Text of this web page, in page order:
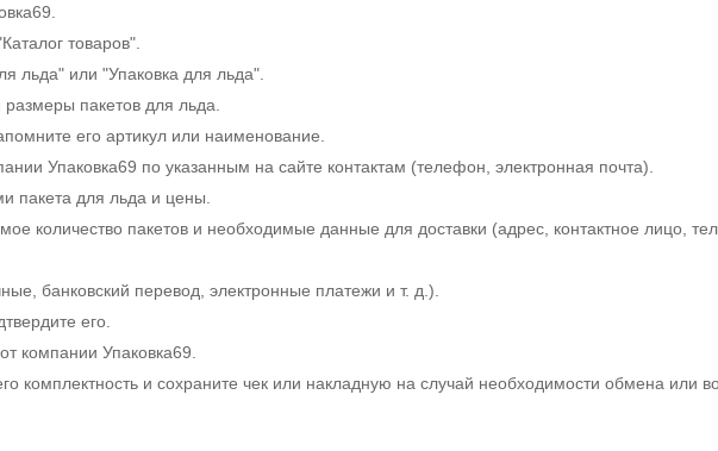
товаров".
льда" или "Упаковка для льда".
пакетов для льда.
его артикул или наименование.
Упаковка69 по указанным на сайте контактам (телефон, электронная почта).
пакета для льда и цены.
количество пакетов и необходимые данные для доставки (адрес, контактное лицо,
банковский перевод, электронные платежи и т. д.).
его.
компании Упаковка69.
комплектность и сохраните чек или накладную на случай необходимости обмена или